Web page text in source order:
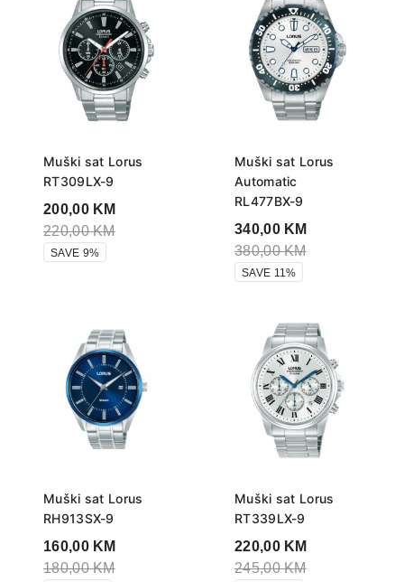
Muški sat Lorus
RT309LX-9
200,00 KM
220,00KM
SAVE 9%
Muški sat Lorus
Automatic
RL477BX-9
340,00 KM
380,00KM
SAVE 11%
Muški sat Lorus
RH913SX-9
160,00 KM
180,00KM
Muški sat Lorus
RT339LX-9
220,00 KM
245,00KM